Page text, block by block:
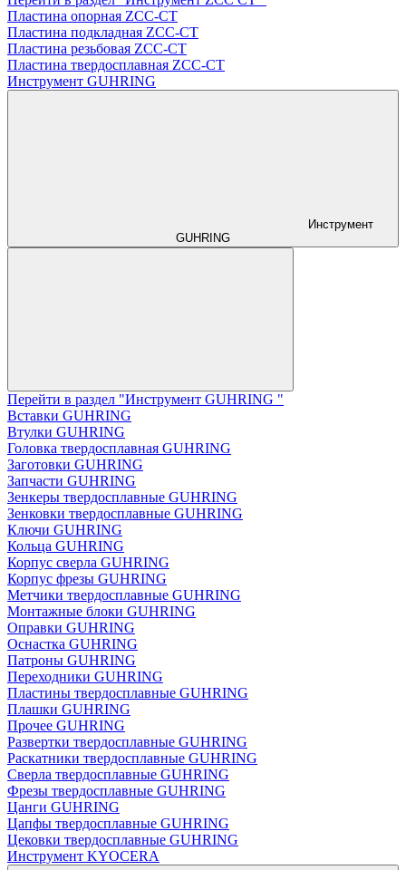
Пластина опорная ZCC-CT
Пластина подкладная ZCC-CT
Пластина резьбовая ZCC-CT
Пластина твердосплавная ZCC-CT
Инструмент GUHRING
Инструмент
GUHRING
Перейти в раздел "Инструмент GUHRING "
Вставки GUHRING
Втулки GUHRING
Головка твердосплавная GUHRING
Заготовки GUHRING
Запчасти GUHRING
Зенкеры твердосплавные GUHRING
Зенковки твердосплавные GUHRING
Ключи GUHRING
Кольца GUHRING
Корпус сверла GUHRING
Корпус фрезы GUHRING
Метчики твердосплавные GUHRING
Монтажные блоки GUHRING
Оправки GUHRING
Оснастка GUHRING
Патроны GUHRING
Переходники GUHRING
Пластины твердосплавные GUHRING
Плашки GUHRING
Прочее GUHRING
Развертки твердосплавные GUHRING
Раскатники твердосплавные GUHRING
Сверла твердосплавные GUHRING
Фрезы твердосплавные GUHRING
Цанги GUHRING
Цапфы твердосплавные GUHRING
Цековки твердосплавные GUHRING
Инструмент KYOCERA